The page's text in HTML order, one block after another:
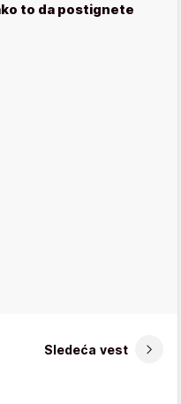
to da postignete
Sledeća vest